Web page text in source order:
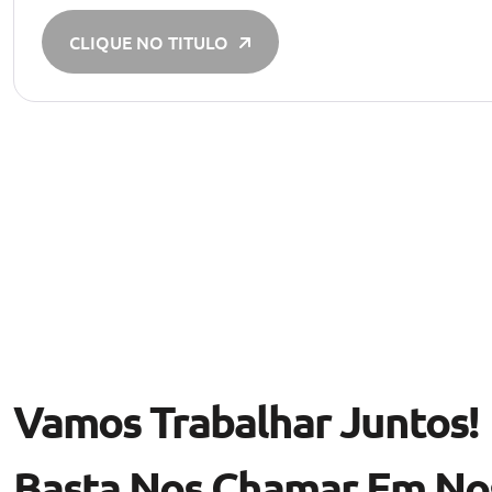
CLIQUE NO TITULO
Vamos Trabalhar Juntos!